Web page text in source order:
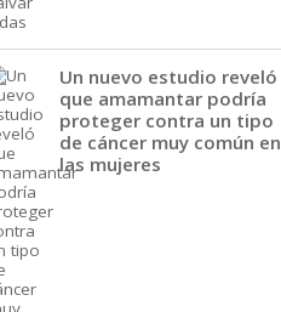
Un nuevo estudio reveló
que amamantar podría
proteger contra un tipo
de cáncer muy común en
las mujeres